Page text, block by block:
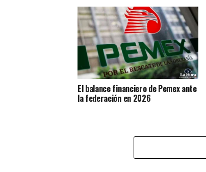
El balance financiero de Pemex ante
la federación en 2026